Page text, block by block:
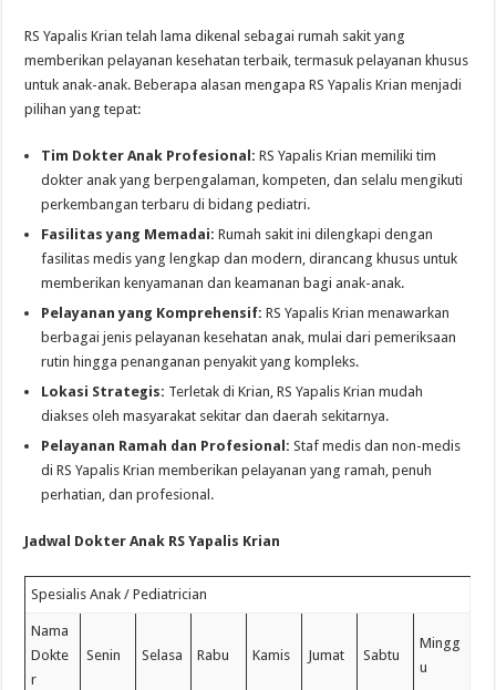
RS Yapalis Krian telah lama dikenal sebagai rumah sakit yang
memberikan pelayanan kesehatan terbaik, termasuk pelayanan khusus
untuk anak-anak. Beberapa alasan mengapa RS Yapalis Krian menjadi
pilihan yang tepat:
Tim Dokter Anak Profesional: RS Yapalis Krian memiliki tim
dokter anak yang berpengalaman, kompeten, dan selalu mengikuti
perkembangan terbaru di bidang pediatri.
Fasilitas yang Memadai: Rumah sakit ini dilengkapi dengan
fasilitas medis yang lengkap dan modern, dirancang khusus untuk
memberikan kenyamanan dan keamanan bagi anak-anak.
Pelayanan yang Komprehensif: RS Yapalis Krian menawarkan
berbagai jenis pelayanan kesehatan anak, mulai dari pemeriksaan
rutin hingga penanganan penyakit yang kompleks.
Lokasi Strategis: Terletak di Krian, RS Yapalis Krian mudah
diakses oleh masyarakat sekitar dan daerah sekitarnya.
Pelayanan Ramah dan Profesional: Staf medis dan non-medis
di RS Yapalis Krian memberikan pelayanan yang ramah, penuh
perhatian, dan profesional.
Jadwal Dokter Anak RS Yapalis Krian
Spesialis Anak / Pediatrician
Nama
Dokte
r
Senin Selasa Rabu Kamis Jumat Sabtu
Mingg
u